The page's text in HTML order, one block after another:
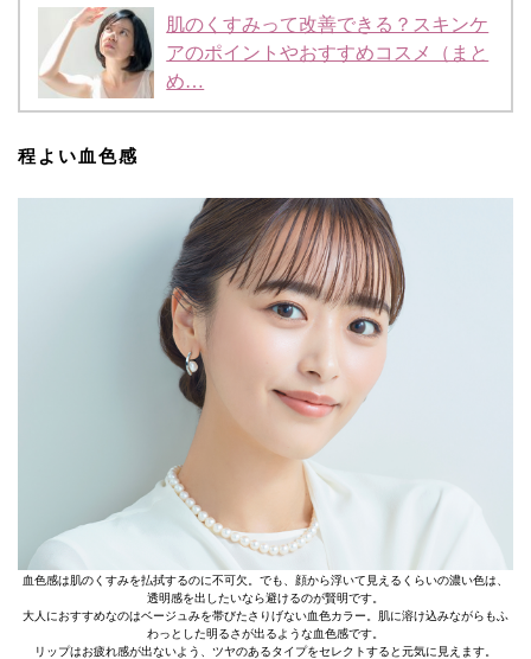
肌のくすみって改善できる？スキンケ
アのポイントやおすすめコスメ（まと
め…
程よい血色感
血色感は肌のくすみを払拭するのに不可欠。でも、顔から浮いて見えるくらいの濃い色は、
透明感を出したいなら避けるのが賢明です。
大人におすすめなのはベージュみを帯びたさりげない血色カラー。肌に溶け込みながらもふ
わっとした明るさが出るような血色感です。
リップはお疲れ感が出ないよう、ツヤのあるタイプをセレクトすると元気に見えます。